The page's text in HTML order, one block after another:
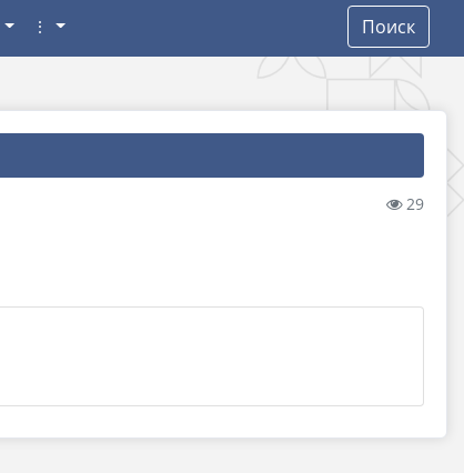
⋮ Поиск
29